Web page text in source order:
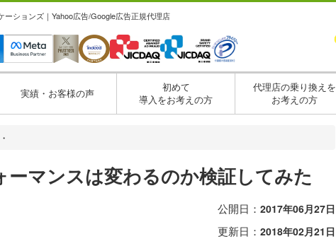
ションズ｜Yahoo広告/Google広告正規代理店
実績・お客様の声
初めて
導入をお考えの方
代理店の乗り換えを
お考えの方
マンスは変わるのか検証してみた
公開日： 2017年06月27日
更新日： 2018年02月21日